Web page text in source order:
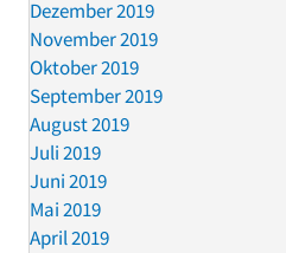
Dezember 2019
November 2019
Oktober 2019
September 2019
August 2019
Juli 2019
Juni 2019
Mai 2019
April 2019